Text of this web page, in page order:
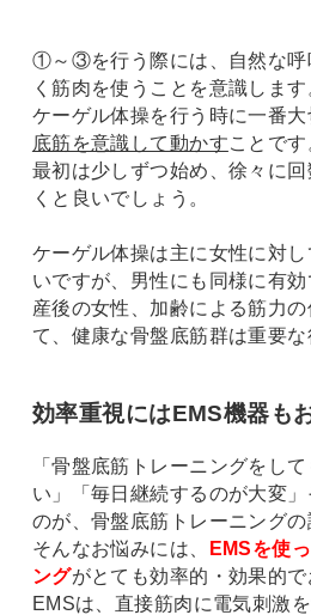
①～③を行う際には、自然な呼
く筋肉を使うことを意識します
ケーゲル体操を行う時に一番大
底筋を意識して動かすことです
最初は少しずつ始め、徐々に
くと良いでしょう。
ケーゲル体操は主に女性に対
いですが、男性にも同様に有
産後の女性、加齢による筋力
て、健康な骨盤底筋群は重要な
効率重視にはEMS機器も
「骨盤底筋トレーニングをし
い」「毎日継続するのが大変
のが、骨盤底筋トレーニングの
そんなお悩みには、
EMSを使
ングがとても効率的・効果的で
EMSは、直接筋肉に電気刺激